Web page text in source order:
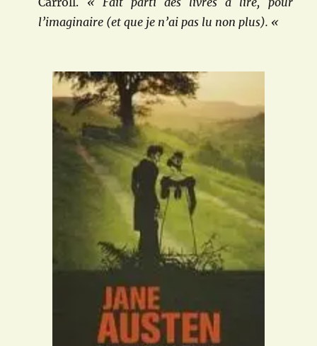
l’imaginaire (et que je n’ai pas lu non plus). «